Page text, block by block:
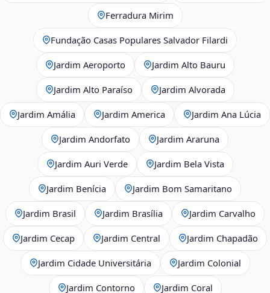
Ferradura Mirim
Fundação Casas Populares Salvador Filardi
Jardim Aeroporto Jardim Alto Bauru
Jardim Alto Paraíso Jardim Alvorada
Jardim Amália Jardim America Jardim Ana Lúcia
Jardim Andorfato Jardim Araruna
Jardim Auri Verde Jardim Bela Vista
Jardim Benícia Jardim Bom Samaritano
Jardim Brasil Jardim Brasília Jardim Carvalho
Jardim Cecap Jardim Central Jardim Chapadão
Jardim Cidade Universitária Jardim Colonial
Jardim Contorno Jardim Coral